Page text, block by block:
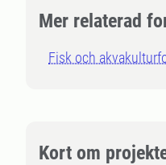
Mer relaterad
Fisk och
Kort om